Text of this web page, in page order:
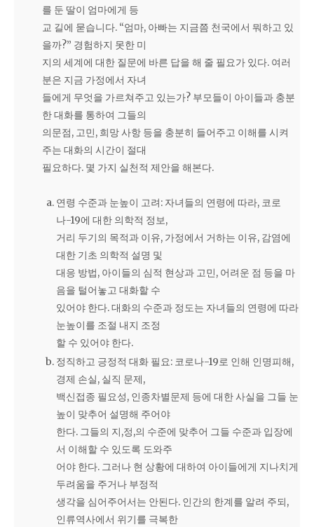
를 둔 딸이 엄마에게 등
교 길에 묻습니다. “엄마, 아빠는 지금쯤 천국에서 뭐하고 있
을까?” 경험하지 못한 미
지의 세계에 대한 질문에 바른 답을 해 줄 필요가 있다. 여러
분은 지금 가정에서 자녀
들에게 무엇을 가르쳐주고 있는가? 부모들이 아이들과 충분
한 대화를 통하여 그들의
의문점, 고민, 희망 사항 등을 충분히 들어주고 이해를 시켜
주는 대화의 시간이 절대
필요하다. 몇 가지 실천적 제안을 해본다.
연령 수준과 눈높이 고려: 자녀들의 연령에 따라, 코로
나-19에 대한 의학적 정보,
거리 두기의 목적과 이유, 가정에서 거하는 이유, 감염에
대한 기초 의학적 설명 및
대응 방법, 아이들의 심적 현상과 고민, 어려운 점 등을 마
음을 털어놓고 대화할 수
있어야 한다. 대화의 수준과 정도는 자녀들의 연령에 따라
눈높이를 조절 내지 조정
할 수 있어야 한다.
정직하고 긍정적 대화 필요: 코로나-19로 인해 인명피해,
경제 손실, 실직 문제,
백신접종 필요성, 인종차별문제 등에 대한 사실을 그들 눈
높이 맞추어 설명해 주어야
한다. 그들의 지,정,의 수준에 맞추어 그들 수준과 입장에
서 이해할 수 있도록 도와주
어야 한다. 그러나 현 상황에 대하여 아이들에게 지나치게
두려움을 주거나 부정적
생각을 심어주어서는 안된다. 인간의 한계를 알려 주되,
인류역사에서 위기를 극복한